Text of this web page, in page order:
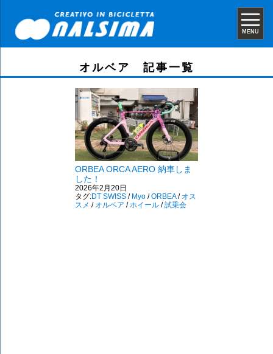
MENU
オルベア 記事一覧
ORBEA ORCA AERO 納車しま
した！
2026年2月20日
タグ:DT SWISS / Myo /ORBEA/ オス
スメ / オルベア /ホイール /試乗会